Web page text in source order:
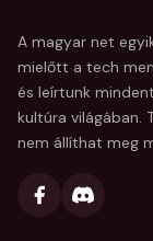
A magyar net
mielőtt a tech
és leírtunk
kultúra
nem állíthat meg